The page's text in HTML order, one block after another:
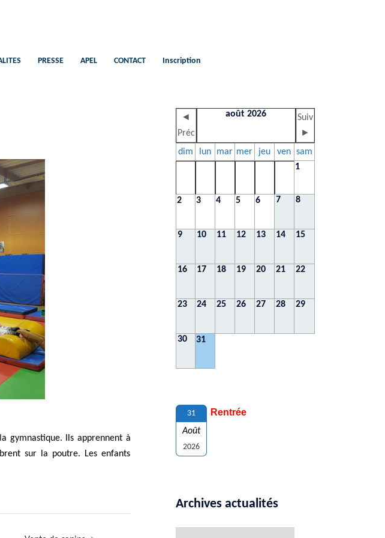
PRESSE APEL CONTACT Inscription
gymnastique. Ils apprennent à
sur la poutre. Les enfants
◄
Préc
août 2026
Suiv
►
dim
lun mar mer jeu ven sam
1
2 3 4 5 6 7 8
9 10 11 12 13 14 15
16 17 18 19 20 21 22
23 24 25 26 27 28 29
30 31
31
Août
2026
Rentrée
Archives actualités